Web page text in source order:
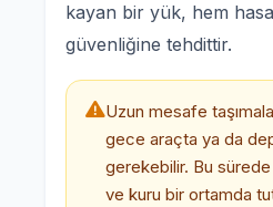
kayan bir yük, hem
güvenliğine tehdittir.
Uzun mesafe
gece araçta ya da
gerekebilir. Bu sürede
ve kuru bir ortamda